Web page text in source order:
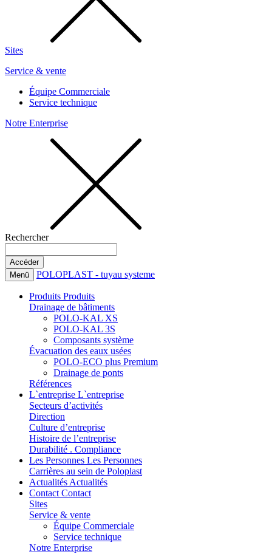
Sites
Service & vente
Équipe Commerciale
Service technique
Notre Enterprise
Rechercher
Menü POLOPLAST - tuyau systeme
Produits Produits
Drainage de bâtiments
POLO-KAL XS
POLO-KAL 3S
Composants système
Évacuation des eaux usées
POLO-ECO plus Premium
Drainage de ponts
Références
L`entreprise L`entreprise
Secteurs d’activités
Direction
Culture d’entreprise
Histoire de l’entreprise
Durabilité . Compliance
Les Personnes Les Personnes
Carrières au sein de Poloplast
Actualités Actualités
Contact Contact
Sites
Service & vente
Équipe Commerciale
Service technique
Notre Enterprise